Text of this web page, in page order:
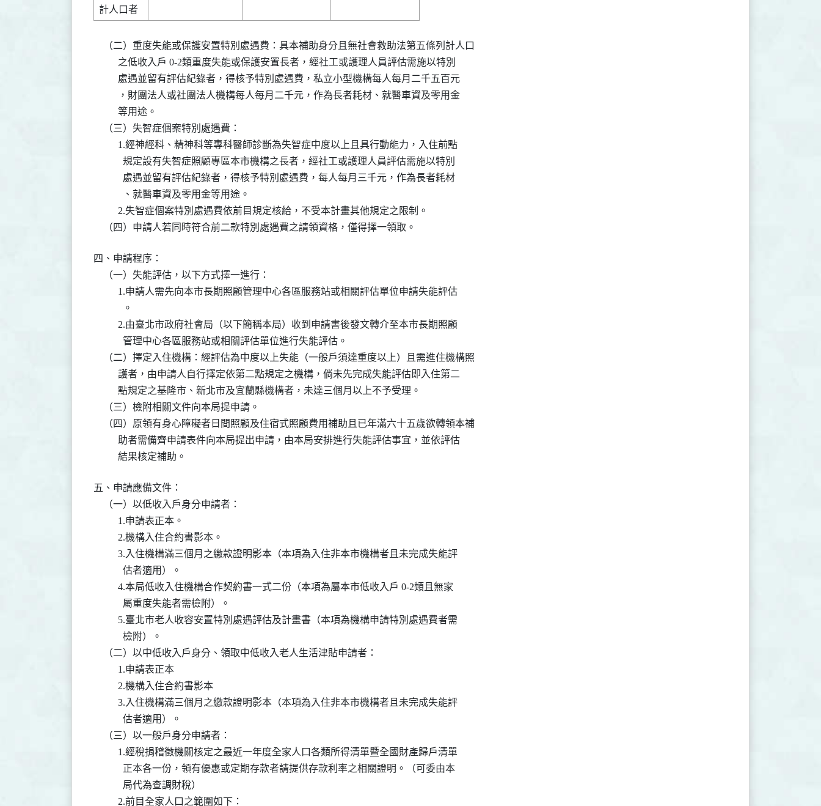
    （二）重度失能或保護安置特別處遇費：具本補助身分且無社會救助法第五條列計人口
          之低收入戶 0-2類重度失能或保護安置長者，經社工或護理人員評估需施以特別
          處遇並留有評估紀錄者，得核予特別處遇費，私立小型機構每人每月二千五百元
          ，財團法人或社團法人機構每人每月二千元，作為長者耗材、就醫車資及零用金
          等用途。
    （三）失智症個案特別處遇費：
          1.經神經科、精神科等專科醫師診斷為失智症中度以上且具行動能力，入住前點
            規定設有失智症照顧專區本市機構之長者，經社工或護理人員評估需施以特別
            處遇並留有評估紀錄者，得核予特別處遇費，每人每月三千元，作為長者耗材
            、就醫車資及零用金等用途。
          2.失智症個案特別處遇費依前目規定核給，不受本計畫其他規定之限制。
    （四）申請人若同時符合前二款特別處遇費之請領資格，僅得擇一領取。
四、申請程序：
    （一）失能評估，以下方式擇一進行：
          1.申請人需先向本市長期照顧管理中心各區服務站或相關評估單位申請失能評估
            。
          2.由臺北市政府社會局（以下簡稱本局）收到申請書後發文轉介至本市長期照顧
            管理中心各區服務站或相關評估單位進行失能評估。
    （二）擇定入住機構：經評估為中度以上失能（一般戶須達重度以上）且需進住機構照
          護者，由申請人自行擇定依第二點規定之機構，倘未先完成失能評估即入住第二
          點規定之基隆市、新北市及宜蘭縣機構者，未達三個月以上不予受理。
    （三）檢附相關文件向本局提申請。
    （四）原領有身心障礙者日間照顧及住宿式照顧費用補助且已年滿六十五歲欲轉領本補
          助者需備齊申請表件向本局提出申請，由本局安排進行失能評估事宜，並依評估
          結果核定補助。
五、申請應備文件：
    （一）以低收入戶身分申請者：
          1.申請表正本。
          2.機構入住合約書影本。
          3.入住機構滿三個月之繳款證明影本（本項為入住非本市機構者且未完成失能評
            估者適用）。
          4.本局低收入住機構合作契約書一式二份（本項為屬本市低收入戶 0-2類且無家
            屬重度失能者需檢附）。
          5.臺北市老人收容安置特別處遇評估及計畫書（本項為機構申請特別處遇費者需
            檢附）。
    （二）以中低收入戶身分、領取中低收入老人生活津貼申請者：
          1.申請表正本
          2.機構入住合約書影本
          3.入住機構滿三個月之繳款證明影本（本項為入住非本市機構者且未完成失能評
            估者適用）。
    （三）以一般戶身分申請者：
          1.經稅捐稽徵機關核定之最近一年度全家人口各類所得清單暨全國財產歸戶清單
            正本各一份，領有優惠或定期存款者請提供存款利率之相關證明。（可委由本
            局代為查調財稅）
          2.前目全家人口之範圍如下：